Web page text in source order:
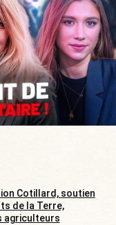
Cotillard, soutien
de la Terre,
agriculteurs